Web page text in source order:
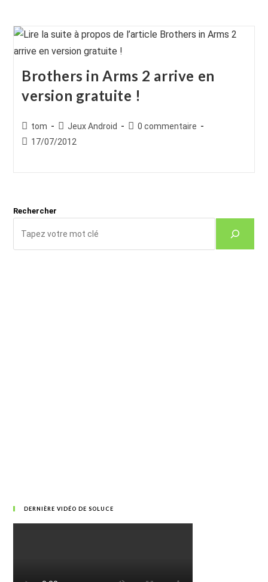
Brothers in Arms 2 arrive en
version gratuite !
Auteur/autrice
de
tom
Post
category:
Jeux Android
Commentaires
0 commentaire
Publication
17/07/2012
Rechercher
DERNIÈRE VIDÉO DE SOLUCE